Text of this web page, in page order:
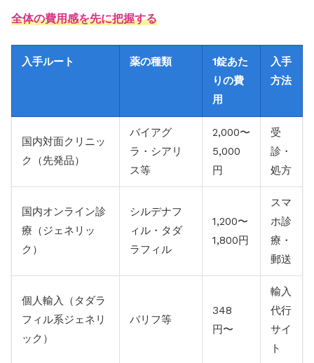
全体の費用感を先に把握する
入手ルート 薬の種類
1錠あた
りの費
用
入手
方法
国内対面クリニッ
ク（先発品）
バイアグ
ラ・シアリ
ス等
2,000〜
5,000
円
受
診・
処方
国内オンライン診
療（ジェネリッ
ク）
シルデナフ
ィル・タダ
ラフィル
1,200〜
1,800円
スマ
ホ診
療・
郵送
個人輸入（タダラ
フィル系ジェネリ
ック）
バリフ等
348
円〜
輸入
代行
サイ
ト